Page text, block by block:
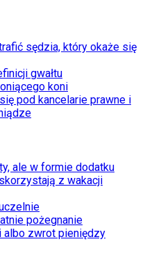
sędzia, który okaże się
gwałtu
koni
pod kancelarie prawne i
ale w formie dodatku
z wakacji
pożegnanie
albo zwrot pieniędzy